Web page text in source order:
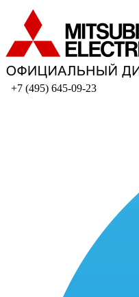
+7 (495) 645-09-23